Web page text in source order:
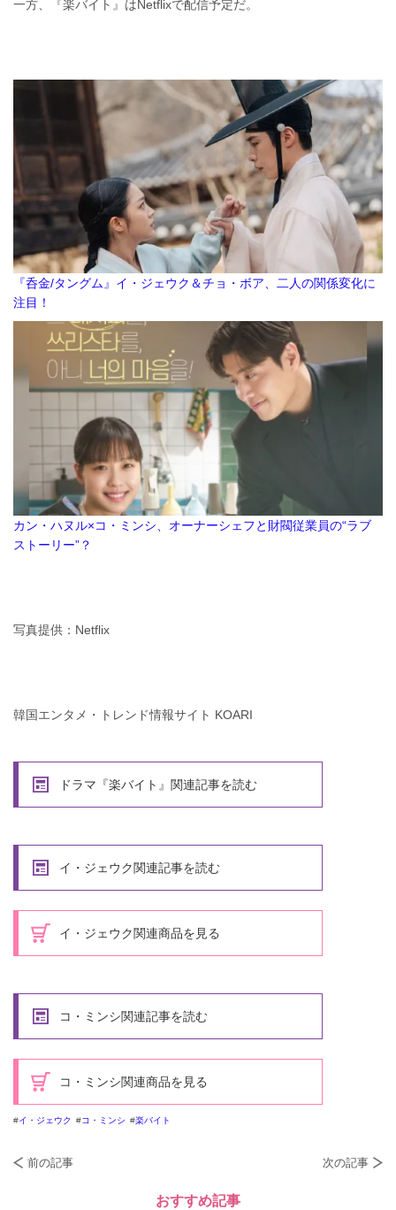
一方、『楽バイト』はNetflixで配信予定だ。
『呑金/タングム』イ・ジェウク＆チョ・ボア、二人の関係変化に
注目！
カン・ハヌル×コ・ミンシ、オーナーシェフと財閥従業員の“ラブ
ストーリー”？
写真提供：Netflix
韓国エンタメ・トレンド情報サイト KOARI
ドラマ『楽バイト』関連記事を読む
イ・ジェウク関連記事を読む
イ・ジェウク関連商品を見る
コ・ミンシ関連記事を読む
コ・ミンシ関連商品を見る
イ・ジェウク コ・ミンシ 楽バイト
前の記事 次の記事
おすすめ記事